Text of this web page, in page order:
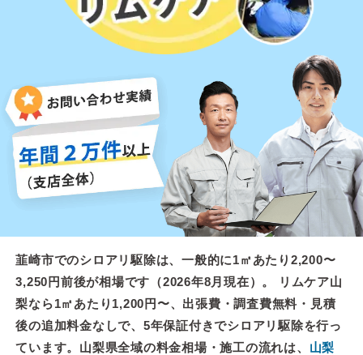
韮崎市でのシロアリ駆除は、一般的に1㎡あたり2,200〜
3,250円前後が相場です（2026年8月現在）。 リムケア山
梨なら1㎡あたり1,200円〜、出張費・調査費無料・見積
後の追加料金なしで、5年保証付きでシロアリ駆除を行っ
ています。山梨県全域の料金相場・施工の流れは、 山梨